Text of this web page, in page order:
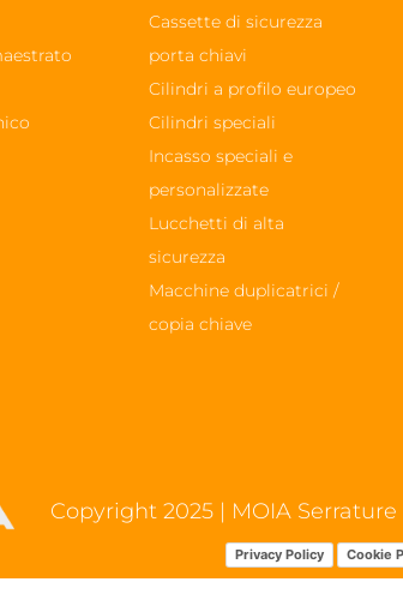
Cassette di sicurezza
porta chiavi
Cilindri a profilo europeo
Cilindri speciali
Incasso speciali e
personalizzate
Lucchetti di alta
sicurezza
Macchine duplicatrici /
copia chiave
Copyright 2025 | MOIA
Privacy Policy Cookie